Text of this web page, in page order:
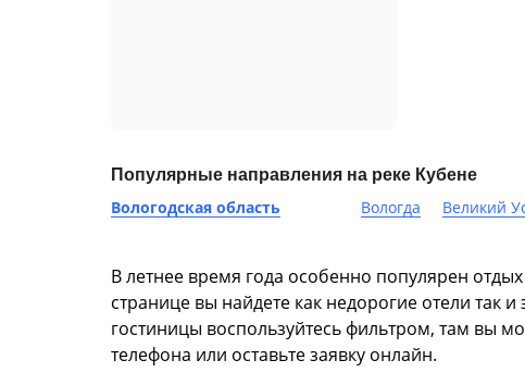
Популярные направления на реке Кубене
Вологодская область Вологда Великий
В летнее время года особенно популярен
странице вы найдете как недорогие отели
гостиницы воспользуйтесь фильтром, там вы
телефона или оставьте заявку онлайн.